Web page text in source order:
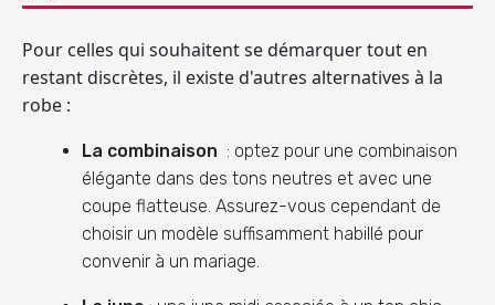
Pour celles qui souhaitent se démarquer tout en
restant discrètes, il existe d'autres alternatives à la
robe :
La combinaison : optez pour une combinaison
élégante dans des tons neutres et avec une
coupe flatteuse. Assurez-vous cependant de
choisir un modèle suffisamment habillé pour
convenir à un mariage.